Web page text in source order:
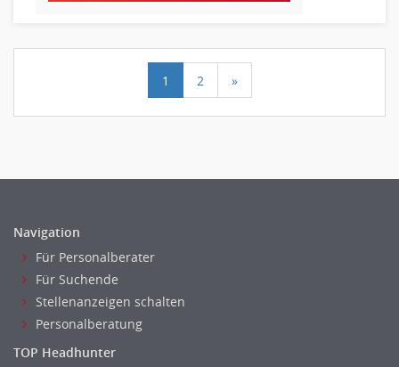
1 2 »
Navigation
Für Personalberater
Für Suchende
Stellenanzeigen schalten
Personalberatung
TOP Headhunter